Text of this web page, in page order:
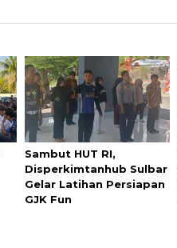
Sambut HUT RI,
Disperkimtanhub Sulbar
Gelar Latihan Persiapan
GJK Fun